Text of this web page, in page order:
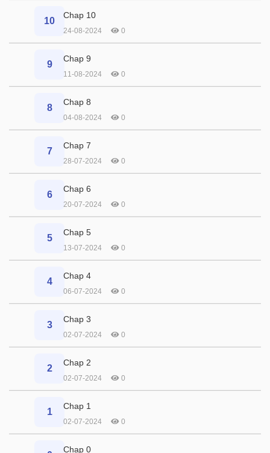
10
Chap 10
24-08-2024 0
9
Chap 9
11-08-2024 0
8
Chap 8
04-08-2024 0
7
Chap 7
28-07-2024 0
6
Chap 6
20-07-2024 0
5
Chap 5
13-07-2024 0
4
Chap 4
06-07-2024 0
3
Chap 3
02-07-2024 0
2
Chap 2
02-07-2024 0
1
Chap 1
02-07-2024 0
Chap 0